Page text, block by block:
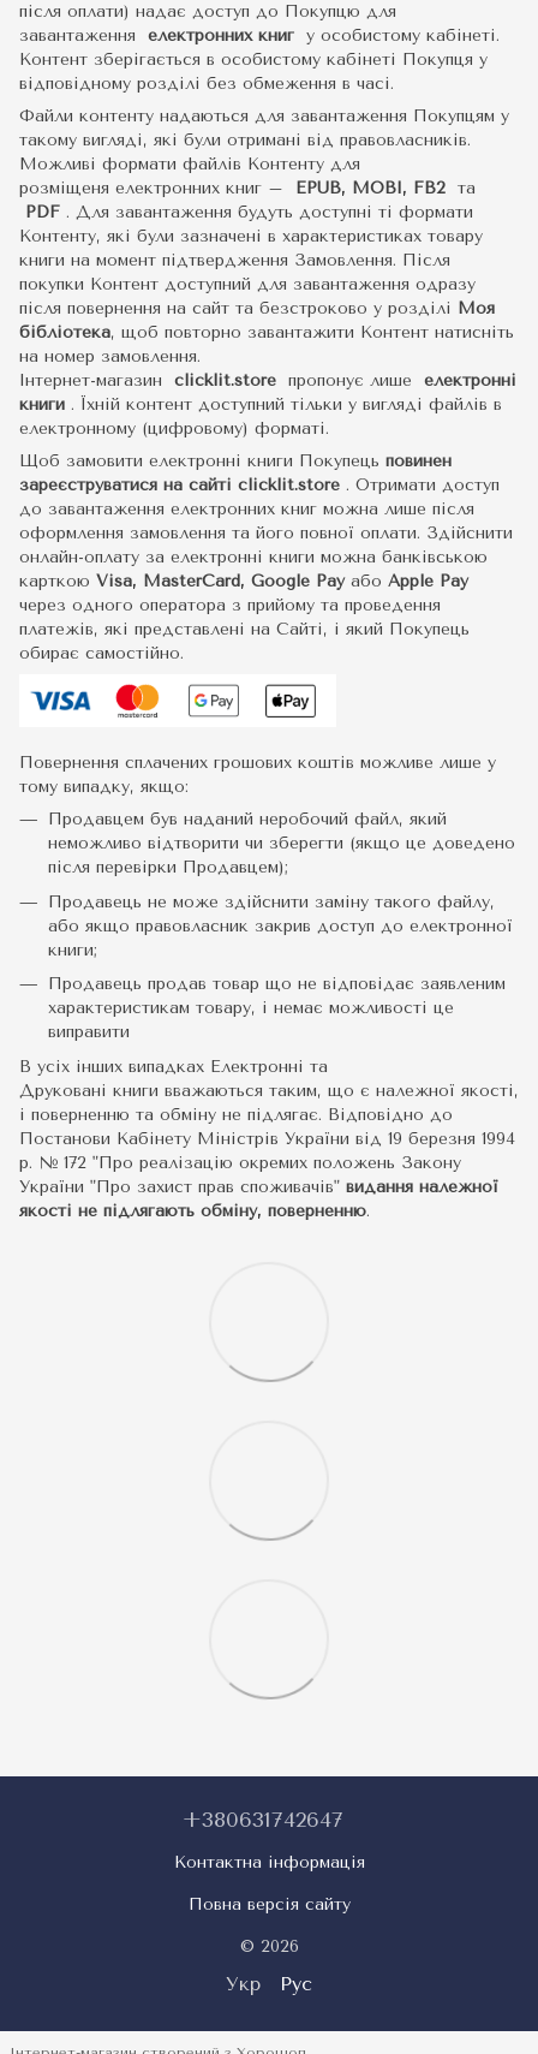
після оплати) надає доступ до Покупцю для
завантаження електронних книг у особистому кабінеті.
Контент зберігається в особистому кабінеті Покупця у
відповідному розділі без обмеження в часі.
Файли контенту надаються для завантаження Покупцям у
такому вигляді, які були отримані від правовласників.
Можливі формати файлів Контенту для
розміщеня електронних книг –
EPUB, MOBI, FB2 та
PDF . Для завантаження будуть доступні ті формати
Контенту, які були зазначені в характеристиках товару
книги на момент підтвердження Замовлення. Після
покупки Контент доступний для завантаження одразу
після повернення на сайт та безстроково у розділі Моя
бібліотека, щоб повторно завантажити Контент натисніть
на номер замовлення.
Інтернет-магазин clicklit.store пропонує лише електронні
книги . Їхній контент доступний тільки у вигляді файлів в
електронному (цифровому) форматі.
Щоб замовити електронні книги Покупець повинен
зареєструватися на сайті clicklit.store . Отримати доступ
до завантаження електронних книг можна лише після
оформлення замовлення та його повної оплати. Здійснити
онлайн-оплату за електронні книги можна банківською
карткою Visa, MasterCard, Google Pay або Apple Pay
через одного оператора з прийому та проведення
платежів, які представлені на Сайті, і який Покупець
обирає самостійно.
Повернення сплачених грошових коштів можливе лише у
тому випадку, якщо:
Продавцем був наданий неробочий файл, який
неможливо відтворити чи зберегти (якщо це доведено
після перевірки Продавцем);
Продавець не може здійснити заміну такого файлу,
або якщо правовласник закрив доступ до електронної
книги;
Продавець продав товар що не відповідає заявленим
характеристикам товару, і немає можливості це
виправити
В усіх інших випадках Електронні та
Друковані книги вважаються таким, що є належної якості,
і поверненню та обміну не підлягає. Відповідно до
Постанови Кабінету Міністрів України від 19 березня 1994
р. № 172 "Про реалізацію окремих положень Закону
України "Про захист прав споживачів" видання належної
якості не підлягають обміну, поверненню.
+380631742647
Контактна інформація
Повна версія сайту
© 2026
Укр Рус